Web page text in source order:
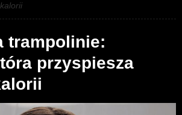
trampolinie:
przyspiesza